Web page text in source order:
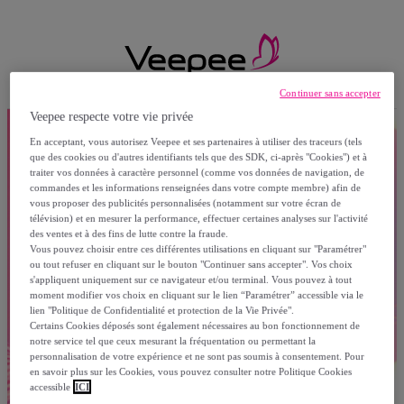
Veepee respecte votre vie privée
En acceptant, vous autorisez Veepee et ses partenaires à utiliser des traceurs (tels
que des cookies ou d'autres identifiants tels que des SDK, ci-après "Cookies") et à
traiter vos données à caractère personnel (comme vos données de navigation, de
commandes et les informations renseignées dans votre compte membre) afin de
vous proposer des publicités personnalisées (notamment sur votre écran de
télévision) et en mesurer la performance, effectuer certaines analyses sur l'activité
des ventes et à des fins de lutte contre la fraude.
Vous pouvez choisir entre ces différentes utilisations en cliquant sur "Paramétrer"
ou tout refuser en cliquant sur le bouton "Continuer sans accepter". Vos choix
s'appliquent uniquement sur ce navigateur et/ou terminal. Vous pouvez à tout
moment modifier vos choix en cliquant sur le lien “Paramétrer” accessible via le
lien "Politique de Confidentialité et protection de la Vie Privée".
Certains Cookies déposés sont également nécessaires au bon fonctionnement de
notre service tel que ceux mesurant la fréquentation ou permettant la
personnalisation de votre expérience et ne sont pas soumis à consentement. Pour
en savoir plus sur les Cookies, vous pouvez consulter notre Politique Cookies
accessible ICI
Continuer sans accepter